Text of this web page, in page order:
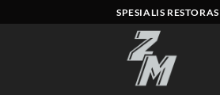
to
SPESIALIS